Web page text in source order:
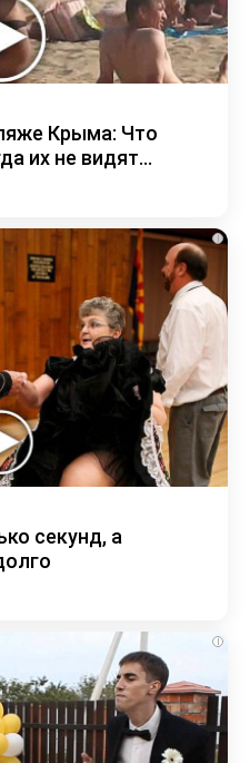
Крыма: Что
их не видят...
i
секунд, а
i